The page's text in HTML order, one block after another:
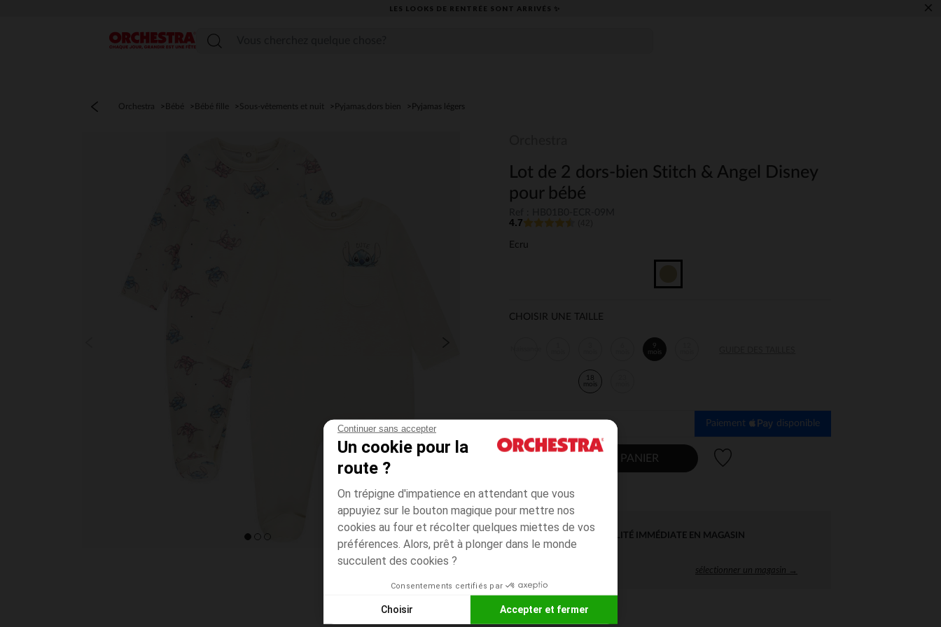
Continuer sans accepter
Un cookie pour la
route ?
On trépigne d'impatience en attendant que vous
appuyiez sur le bouton magique pour mettre nos
cookies au four et récolter quelques miettes de vos
préférences. Alors, prêt à plonger dans le monde
succulent des cookies ?
Consentements certifiés par
Choisir Accepter et fermer
LES LOOKS DE RENTRÉE SONT ARRIVÉS ✨ ×
Menu
Orchestra Bébé Bébé fille Sous-vêtements et nuit Pyjamas,dors bien Pyjamas légers
Lot de 2 dors-bien Stitch & Angel Disney
pour bébé
4.7
Ecru
CHOISIR UNE TAILLE
9
mois
18
mois
Paiement disponible
AJOUTER AU PANIER
DISPONIBILITÉ IMMÉDIATE EN MAGASIN
sélectionner un magasin →